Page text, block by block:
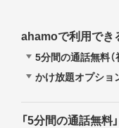
ahamoで利用でき
5分間の通話無料（
かけ放題オプショ
「5分間の通話無料